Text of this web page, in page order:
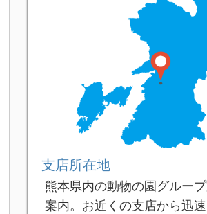
支店所在地
熊本県内の動物の園グルー
案内。お近くの支店から迅